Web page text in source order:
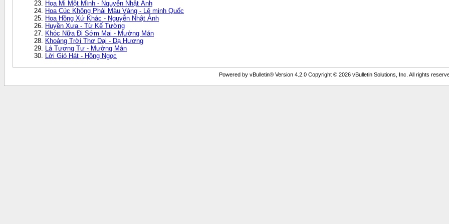
Họa Mi Một Mình - Nguyễn Nhật Ánh
Hoa Cúc Không Phải Màu Vàng - Lê minh Quốc
Hoa Hồng Xứ Khác - Nguyễn Nhật Ánh
Huyền Xưa - Từ Kế Tường
Khóc Nữa Đi Sớm Mai - Mường Mán
Khoảng Trời Thơ Dại - Dạ Hương
Lá Tương Tư - Mường Mán
Lời Gió Hát - Hồng Ngọc
Powered by vBulletin® Version 4.2.0 Copyright © 2026 vBulletin Solutions, Inc. All rights